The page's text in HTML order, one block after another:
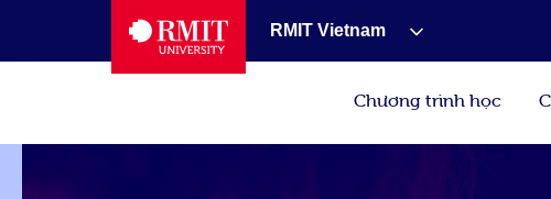
RMIT Vietnam
Chương trình học